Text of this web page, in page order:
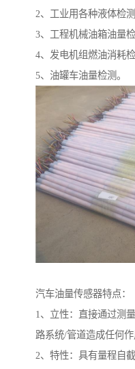
2、工业用各种液体检测
3、工程机械油箱油量检
4、发电机组燃油消耗检
5、油罐车油量检测。
汽车油量传感器特点：
1、立性：直接通过测
路系统/管道造成任何作
2、特性：具有量程自